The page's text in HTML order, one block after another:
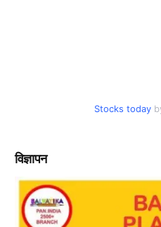
Stocks today
विज्ञापन